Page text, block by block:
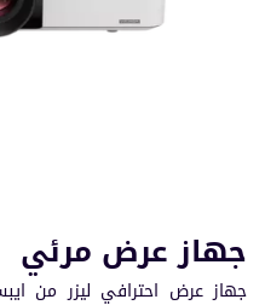
جهاز عرض مرئي